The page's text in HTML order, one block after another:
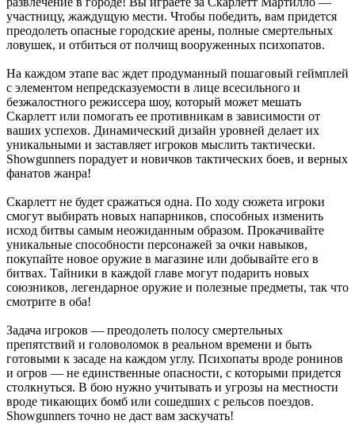
участницу, жаждущую мести. Чтобы победить, вам придется
преодолеть опасные городские арены, полные смертельных
ловушек, и отбиться от полчищ вооруженных психопатов.
На каждом этапе вас ждет продуманный пошаговый геймплей
с элементом непредсказуемости в лице всесильного и
безжалостного режиссера шоу, который может мешать
Скарлетт или помогать ее противникам в зависимости от
ваших успехов. Динамический дизайн уровней делает их
уникальными и заставляет игроков мыслить тактически.
Showgunners порадует и новичков тактических боев, и верных
фанатов жанра!
Скарлетт не будет сражаться одна. По ходу сюжета игроки
смогут выбирать новых напарников, способных изменить
исход битвы самым неожиданным образом. Прокачивайте
уникальные способности персонажей за очки навыков,
покупайте новое оружие в магазине или добывайте его в
битвах. Тайники в каждой главе могут подарить новых
союзников, легендарное оружие и полезные предметы, так что
смотрите в оба!
Задача игроков — преодолеть полосу смертельных
препятствий и головоломок в реальном времени и быть
готовыми к засаде на каждом углу. Психопаты вроде ронинов
и огров — не единственные опасности, с которыми придется
столкнуться. В бою нужно учитывать и угрозы на местности
вроде тикающих бомб или сошедших с рельсов поездов.
Showgunners точно не даст вам заскучать!